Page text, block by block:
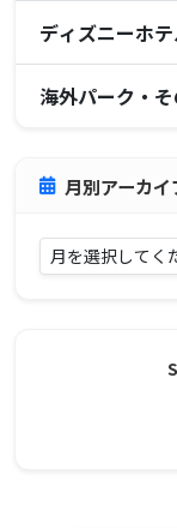
ディズニーホ
海外パーク・
月別アーカイ